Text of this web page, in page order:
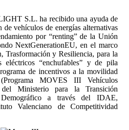
S.L. ha recibido una ayuda de
vehículos de energías alternativas
por “renting” de la Unión
NextGenerationEU, en el marco
Trasformación y Resiliencia, para la
eléctricos “enchufables” y de pila
de incentivos a la movilidad
MOVES III Vehículos
del Ministerio para la Transición
a través del IDAE,
Valenciano de Competitividad